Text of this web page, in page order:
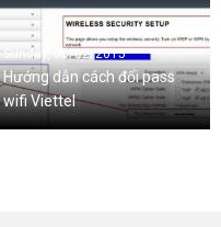
Sunday, 08/02/2015
Hướng dẫn cách đổi pass
wifi Viettel